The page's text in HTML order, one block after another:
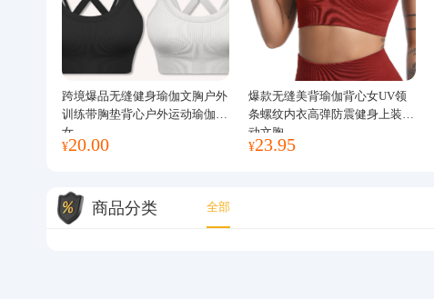
跨境爆品无缝健身瑜伽文胸户外
训练带胸垫背心户外运动瑜伽服
女
¥20.00
爆款无缝美背瑜伽背心女UV领
条螺纹内衣高弹防震健身上装运
动文胸
¥23.95
商品分类 全部